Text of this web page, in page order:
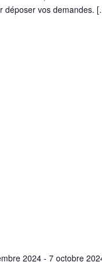
déposer vos demandes.
2024- 7 octobre